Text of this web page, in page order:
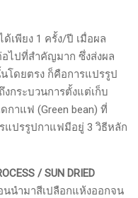
เพียง 1 ครั้ง/ปี เมื่อผล
ไปที่สำคัญมาก ซึ่งส่งผล
ดยตรง ก็คือการแปรรูป
กระบวนการตั้งแต่เก็บ
กาแฟ (Green bean) ที่
แปรรูปกาแฟมีอยู่ 3 วิธีหลัก
/ SUN DRIED
นำมาสีเปลือกแห้งออกจน